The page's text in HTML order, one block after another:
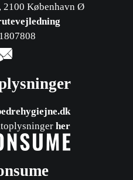
2100 København Ø
her